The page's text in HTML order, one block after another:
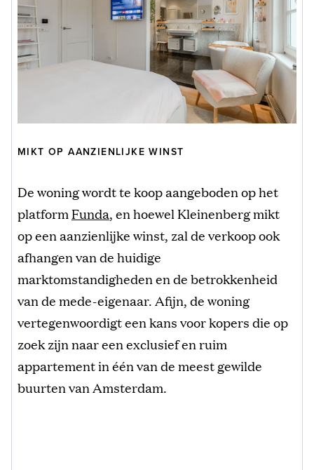
MIKT OP AANZIENLIJKE WINST
De woning wordt te koop aangeboden op het
platformFunda, en hoewel Kleinenberg mikt
op een aanzienlijke winst, zal de verkoop ook
afhangen van de huidige
marktomstandigheden en de betrokkenheid
van de mede-eigenaar. Afijn, de woning
vertegenwoordigt een kans voor kopers die op
zoek zijn naar een exclusief en ruim
appartement in één van de meest gewilde
buurten van Amsterdam.